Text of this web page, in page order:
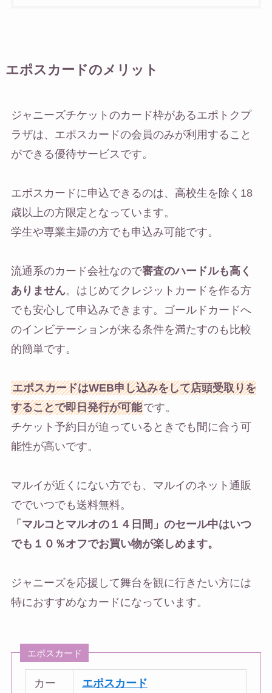
エポスカードのメリット
ジャニーズチケットのカード枠があるエポトクプ
ラザは、エポスカードの会員のみが利用すること
ができる優待サービスです。
エポスカードに申込できるのは、高校生を除く18
歳以上の方限定となっています。
学生や専業主婦の方でも申込み可能です。
流通系のカード会社なので審査のハードルも高く
ありません。はじめてクレジットカードを作る方
でも安心して申込みできます。ゴールドカードへ
のインビテーションが来る条件を満たすのも比較
的簡単です。
エポスカードはWEB申し込みをして店頭受取りを
することで即日発行が可能です。
チケット予約日が迫っているときでも間に合う可
能性が高いです。
マルイが近くにない方でも、マルイのネット通販
ででいつでも送料無料。
「マルコとマルオの１４日間」のセール中はいつ
でも１０％オフでお買い物が楽しめます。
ジャニーズを応援して舞台を観に行きたい方には
特におすすめなカードになっています。
エポスカード
カー
エポスカード